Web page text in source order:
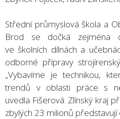
Střední průmyslová škola a
Brod se dočká zejména
ve školních dílnách a
odborné přípravy
„Vybavíme je technikou,
trendů v oblasti práce s
uvedla Fišerová. Zlínský kraj
zbylých 23 milionů představují